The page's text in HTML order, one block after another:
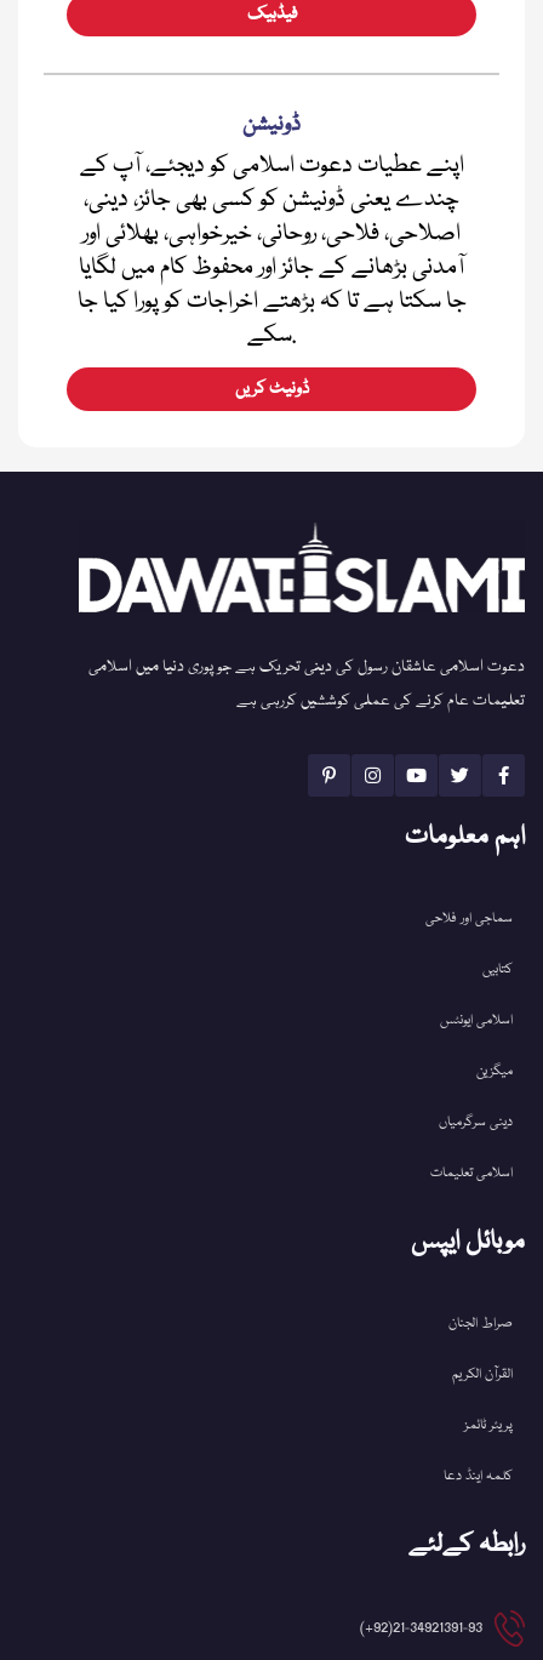
فیڈبیک
ڈونیشن
اپنے عطیات دعوت اسلامی کو دیجئے، آپ کے
چندے یعنی ڈونیشن کو کسی بھی جائز، دینی،
اصلاحی، فلاحی، روحانی، خیرخواہی، بھلائی اور
آمدنی بڑھانے کے جائز اور محفوظ کام میں لگایا
جا سکتا ہے تا کہ بڑھتے اخراجات کو پورا کیا جا
سکے.
ڈونیٹ کریں
دعوت اسلامی عاشقان رسول کی دینی تحریک ہے جو پوری دنیا میں اسلامی
تعلیمات عام کرنے کی عملی کوششیں کررہی ہے
اہم معلومات
سماجی اور فلاحی
کتابیں
اسلامی ایونٹس
میگزین
دینی سرگرمیاں
اسلامی تعلیمات
موبائل ایپس
صراط الجنان
القرآن الکریم
پریئر ٹائمز
کلمہ اینڈ دعا
رابطہ کےلئے
21-34921391-93(92+)